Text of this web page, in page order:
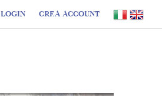
LOGIN CREA ACCOUNT